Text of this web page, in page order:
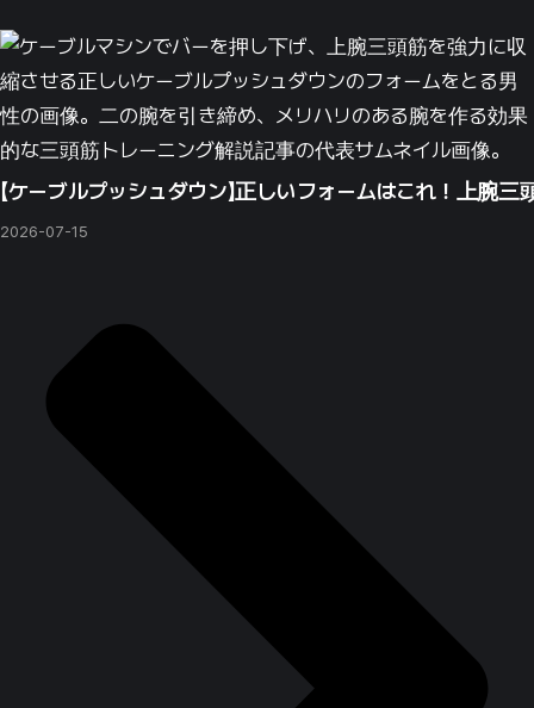
【ケーブルプッシュダウン】正しいフォームはこれ！上腕
2026-07-15